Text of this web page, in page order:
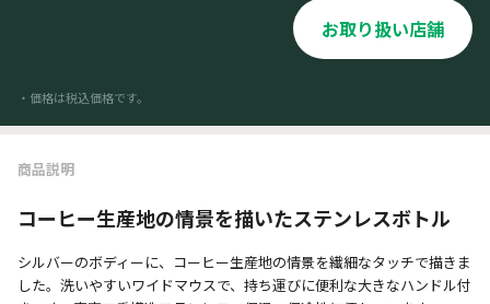
お取り扱い店舗
・価格は税込価格です。
商品説明
コーヒー生産地の情景を描いたステンレスボトル
シルバーのボディーに、コーヒー生産地の情景を繊細なタッチで描きま
した。洗いやすいワイドマウスで、持ち運びに便利な大きなハンドル付